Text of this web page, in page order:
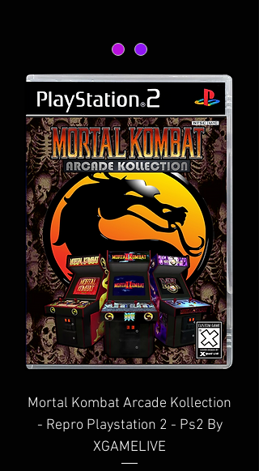
Mortal Kombat Arcade Kollection
- Repro Playstation 2 - Ps2 By
XGAMELIVE